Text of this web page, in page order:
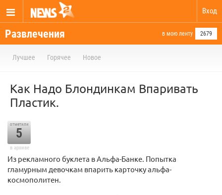
Вход
Развлечения в мою ленту 2679
Лучшее Горячее Новое
Как Надо Блондинкам Впаривать
Пластик.
отметили
5
в архиве
Из рекламного буклета в Альфа-Банке. Попытка
гламурным девочкам впарить карточку альфа-
космополитен.